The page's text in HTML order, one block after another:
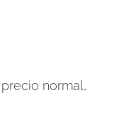
precio normal,